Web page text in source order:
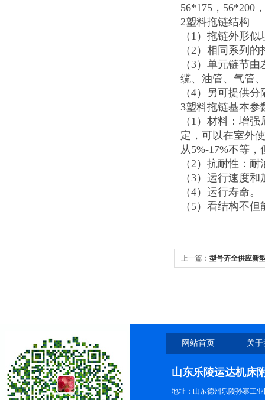
56*175，56*200
2塑料拖链结构
（1）拖链外形
（2）相同系列
（3）单元链节
缆、油管、气管
（4）另可提供
3塑料拖链基本参
（1）材料：增
定，可以在室外
从5%-17%不等
（2）抗耐性：
（3）运行速度
（4）运行寿命。
（5）看结构不
上一篇： 型号齐全供应新
网站首页 关
山东乐陵运达机床
地址：山东德州乐陵孙寨工